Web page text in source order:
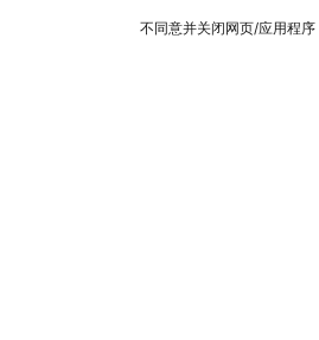
不同意并关闭网页/应用程序